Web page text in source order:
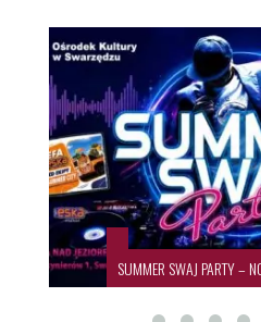
SUMMER SWAJ PARTY –